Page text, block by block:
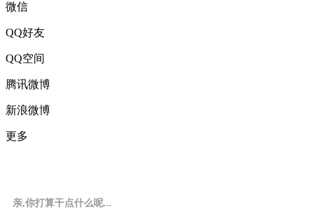
微信
QQ好友
QQ空间
腾讯微博
新浪微博
更多
亲,你打算干点什么呢...